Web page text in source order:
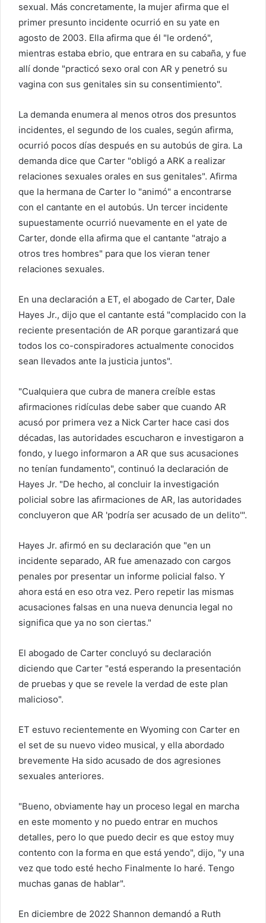
n
i
c
sexual. Más concretamente, la mujer afirma que el
primer presunto incidente ocurrió en su yate en
agosto de 2003. Ella afirma que él "le ordenó",
mientras estaba ebrio, que entrara en su cabaña, y fue
allí donde "practicó sexo oral con AR y penetró su
vagina con sus genitales sin su consentimiento".
La demanda enumera al menos otros dos presuntos
incidentes, el segundo de los cuales, según afirma,
ocurrió pocos días después en su autobús de gira. La
demanda dice que Carter "obligó a ARK a realizar
relaciones sexuales orales en sus genitales". Afirma
que la hermana de Carter lo "animó" a encontrarse
con el cantante en el autobús. Un tercer incidente
supuestamente ocurrió nuevamente en el yate de
Carter, donde ella afirma que el cantante "atrajo a
otros tres hombres" para que los vieran tener
relaciones sexuales.
En una declaración a ET, el abogado de Carter, Dale
Hayes Jr., dijo que el cantante está "complacido con la
reciente presentación de AR porque garantizará que
todos los co-conspiradores actualmente conocidos
sean llevados ante la justicia juntos".
"Cualquiera que cubra de manera creíble estas
afirmaciones ridículas debe saber que cuando AR
acusó por primera vez a Nick Carter hace casi dos
décadas, las autoridades escucharon e investigaron a
fondo, y luego informaron a AR que sus acusaciones
no tenían fundamento", continuó la declaración de
Hayes Jr. "De hecho, al concluir la investigación
policial sobre las afirmaciones de AR, las autoridades
concluyeron que AR 'podría ser acusado de un delito'".
Hayes Jr. afirmó en su declaración que "en un
incidente separado, AR fue amenazado con cargos
penales por presentar un informe policial falso. Y
ahora está en eso otra vez. Pero repetir las mismas
acusaciones falsas en una nueva denuncia legal no
significa que ya no son ciertas."
El abogado de Carter concluyó su declaración
diciendo que Carter "está esperando la presentación
de pruebas y que se revele la verdad de este plan
malicioso".
ET estuvo recientemente en Wyoming con Carter en
el set de su nuevo video musical, y ella abordado
brevemente Ha sido acusado de dos agresiones
sexuales anteriores.
"Bueno, obviamente hay un proceso legal en marcha
en este momento y no puedo entrar en muchos
detalles, pero lo que puedo decir es que estoy muy
contento con la forma en que está yendo", dijo, "y una
vez que todo esté hecho Finalmente lo haré. Tengo
muchas ganas de hablar".
En diciembre de 2022 Shannon demandó a Ruth